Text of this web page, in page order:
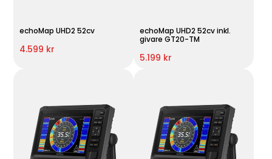
echoMap UHD2 52cv
4.599 kr
echoMap UHD2 52cv inkl.
givare GT20-TM
5.199 kr